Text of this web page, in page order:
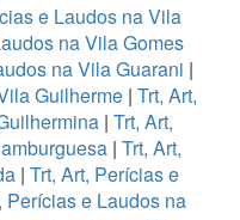
e Laudos na Vila
na Vila Gomes
na Vila Guarani |
Guilherme | Trt, Art,
| Trt, Art,
| Trt, Art,
| Trt, Art, Perícias e
Perícias e Laudos na